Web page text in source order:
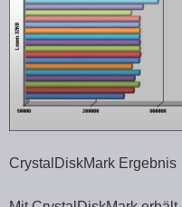
CrystalDiskMark Ergebnis